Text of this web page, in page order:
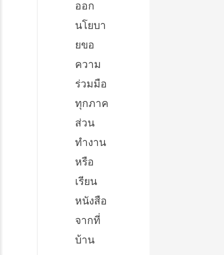
ออก
นโยบา
ยขอ
ความ
ร่วมมือ
ทุกภาค
ส่วน
ทำงาน
หรือ
เรียน
หนังสือ
จากที่
บ้าน